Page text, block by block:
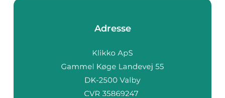
Adresse